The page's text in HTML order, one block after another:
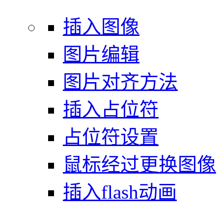
插入图像
图片编辑
图片对齐方法
插入占位符
占位符设置
鼠标经过更换图像
插入flash动画